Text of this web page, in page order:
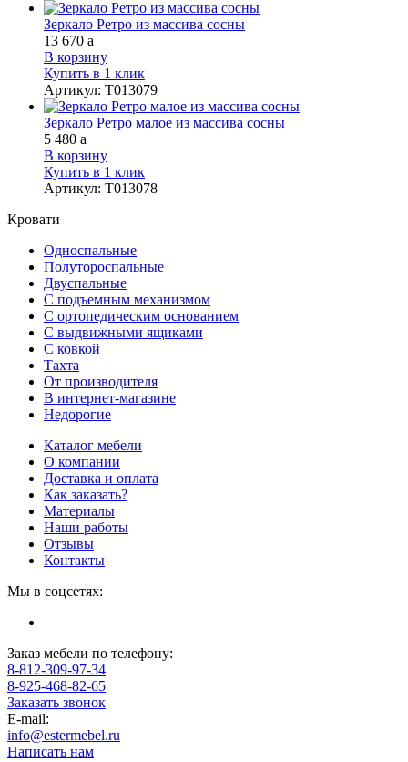
Зеркало Ретро из массива сосны
13 670 a
В корзину
Купить в 1 клик
Артикул: Т013079
Зеркало Ретро малое из массива сосны
5 480 a
В корзину
Купить в 1 клик
Артикул: Т013078
Кровати
Односпальные
Полутороспальные
Двуспальные
С подъемным механизмом
С ортопедическим основанием
С выдвижными ящиками
С ковкой
Тахта
От производителя
В интернет-магазине
Недорогие
Каталог мебели
О компании
Доставка и оплата
Как заказать?
Материалы
Наши работы
Отзывы
Контакты
Мы в соцсетях:
Заказ мебели по телефону:
8-812-309-97-34
8-925-468-82-65
Заказать звонок
E-mail:
info@estermebel.ru
Написать нам